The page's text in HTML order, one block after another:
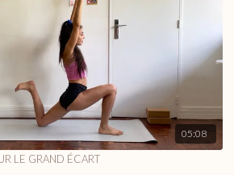
05:08
LE GRAND ÉCART